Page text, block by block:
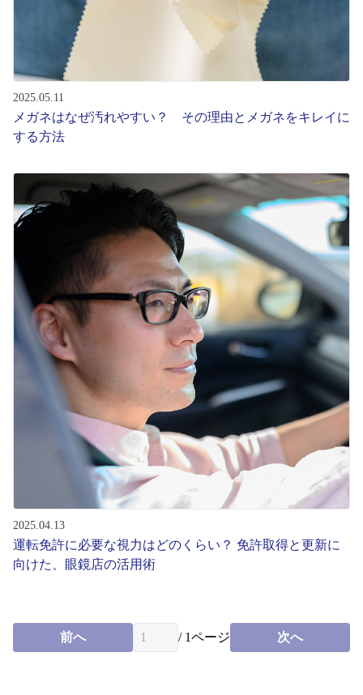
2025.05.11
メガネはなぜ汚れやすい？ その理由とメガネをキレイに
する方法
2025.04.13
運転免許に必要な視力はどのくらい？ 免許取得と更新に
向けた、眼鏡店の活用術
前へ / 1ページ 次へ